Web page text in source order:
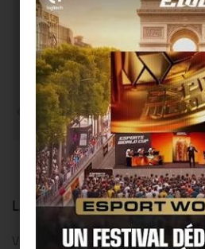
LAISSER UN COMMENTAIRE
Vous devez vous connecterpour